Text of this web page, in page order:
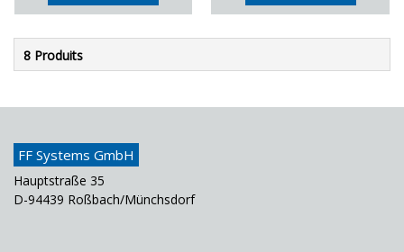
8 Produits
FF Systems GmbH
Hauptstraße 35
D-94439 Roßbach/Münchsdorf